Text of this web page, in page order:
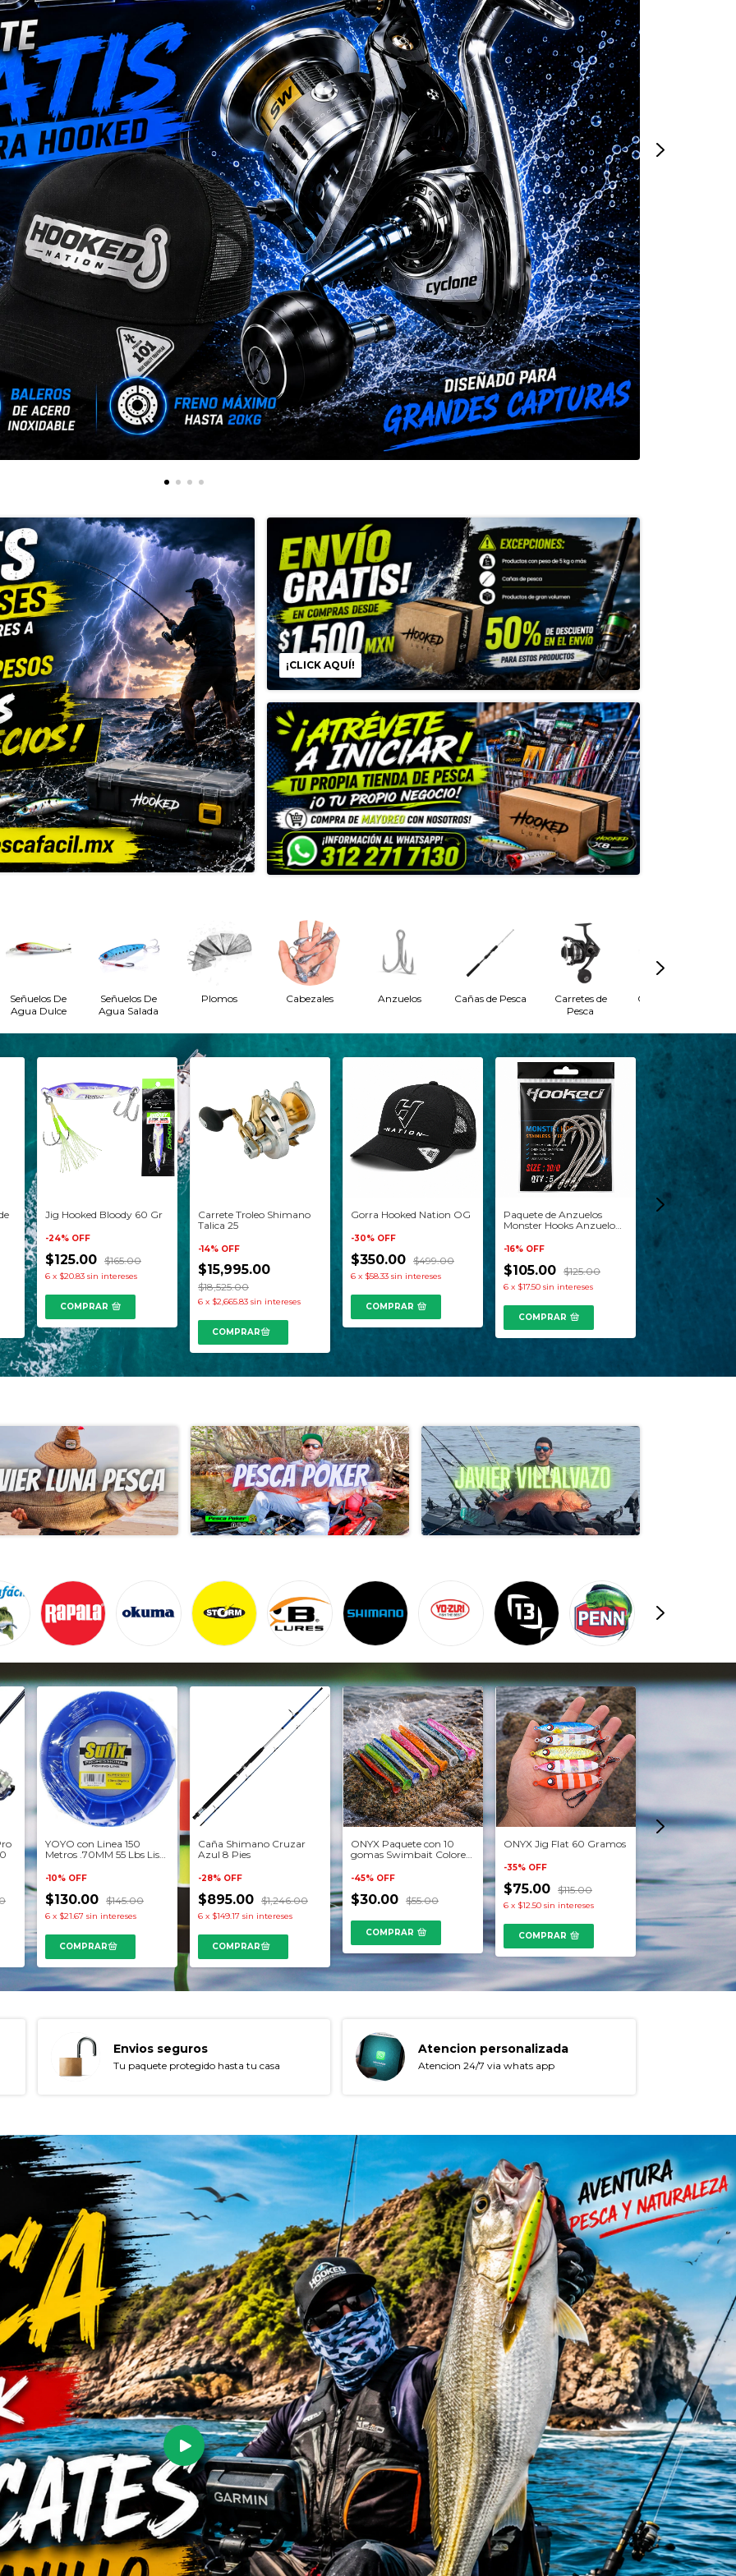
¡CLICK AQUÍ!
Señuelos De
Agua Dulce
Señuelos De
Agua Salada
Plomos Cabezales Anzuelos Cañas de Pesca
Carretes de
Pesca
Cajas de pesca
Jig Hooked Bloody 60 Gr
-24% OFF
$125.00 $165.00
6 x $20.83 sin intereses
COMPRAR
Carrete Troleo Shimano
Talica 25
-14% OFF
$15,995.00
$18,525.00
6 x $2,665.83 sin intereses
Gorra Hooked Nation OG
-30% OFF
$350.00 $499.00
6 x $58.33 sin intereses
COMPRAR
Paquete de Anzuelos
Monster Hooks Anzuelo
Marlineros
-16% OFF
$105.00 $125.00
6 x $17.50 sin intereses
COMPRAR
Caña Okuma
HD 10´6 Pies
YOYO con Linea 150
Metros .70MM 55 Lbs Listo
-10% OFF
$130.00 $145.00
6 x $21.67 sin intereses
Caña Shimano Cruzar
Azul 8 Pies
-28% OFF
$895.00 $1,246.00
6 x $149.17 sin intereses
ONYX Paquete con 10
gomas Swimbait Colores
-45% OFF
$30.00 $55.00
COMPRAR
ONYX Jig Flat 60 Gramos
-35% OFF
$75.00 $115.00
6 x $12.50 sin intereses
COMPRAR
Carrete Okuma
Rockaway SI
-8%OFF
$2,399.00
6 x$399.83
Envios seguros
Tu paquete protegido hasta tu casa
Atencion personalizada
Atencion 24/7 via whats app